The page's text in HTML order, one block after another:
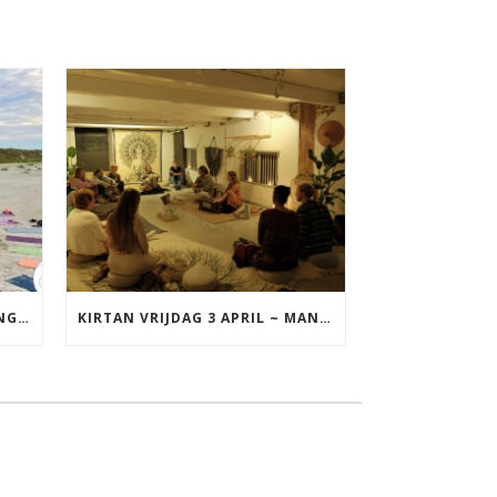
YOGA VAKANTIE TERSCHELLING 17 T/M 19 JULI KIRTAN VRIJDAG 3 APRIL ~ MANTRAZINGEN MET DIEDERICK IN LEEUWARDEN